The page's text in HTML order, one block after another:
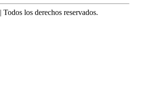
| Todos los derechos reservados.